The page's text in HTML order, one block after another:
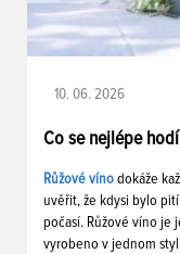
10. 06. 2026
Co se nejlépe
Růžové víno dokáže
uvěřit, že kdysi bylo
počasí. Růžové víno je
vyrobeno v jednom